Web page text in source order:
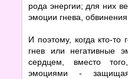
рода энергии; для них
эмоции гнева, обвинения
И поэтому, когда кто-то
гнев или негативные
сердцем, вместо
эмоциями -